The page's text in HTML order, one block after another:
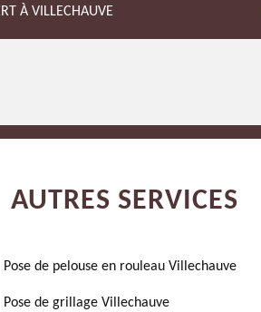
À VILLECHAUVE
AUTRES SERVICES
Pose de pelouse en rouleau Villechauve
Pose de grillage Villechauve